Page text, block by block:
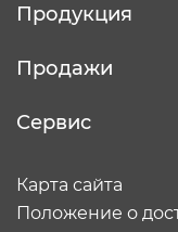
Продукция
Продажи
Сервис
Карта сайта
Положение о